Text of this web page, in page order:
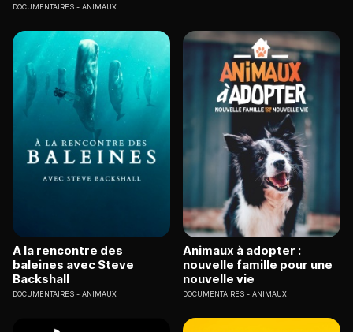
DOCUMENTAIRES ANIMAUX
A la rencontre des
baleines avec Steve
Backshall
DOCUMENTAIRES ANIMAUX
Animaux à adopter :
nouvelle famille pour une
nouvelle vie
DOCUMENTAIRES ANIMAUX